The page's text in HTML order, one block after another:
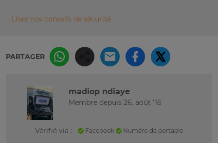
Lisez nos conseils de sécurité
PARTAGER
madiop ndiaye
Membre depuis 26. août '16
Vérifié via : Facebook Numéro de portable